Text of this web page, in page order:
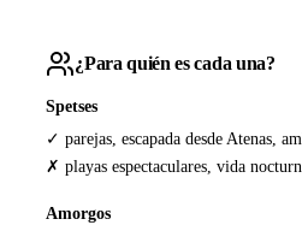
¿Para quién es cada una?
Spetses
✓ parejas, escapada desde Atenas,
✗ playas espectaculares, vida
Amorgos